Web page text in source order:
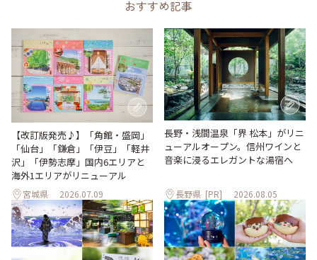
おすすめ記事
【改訂版発売♪】「角館・盛岡」
「仙台」「鎌倉」「伊豆」「軽井
沢」「伊勢志摩」国内6エリアと
海外1エリアがリニューアル
宮城県 2026.07.09
長野・浅間温泉「界 松本」がリニ
ューアルオープン。信州ワインと
音楽に浸るエレガントな湯宿へ
長野県 [PR] 2026.08.05